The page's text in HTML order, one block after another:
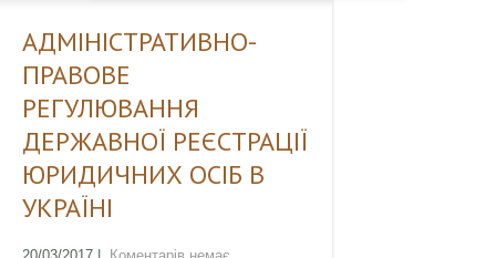
АДМІНІСТРАТИВНО-
ПРАВОВЕ
РЕГУЛЮВАННЯ
ДЕРЖАВНОЇ РЕЄСТРАЦІЇ
ЮРИДИЧНИХ ОСІБ В
УКРАЇНІ